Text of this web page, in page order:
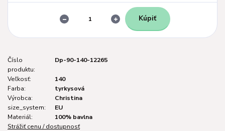
Kúpiť
Číslo
produktu:
Dp-90-140-12265
Veľkosť:
140
Farba:
tyrkysová
Výrobca:
Christina
size_system:
EU
Materiál:
100% bavlna
Strážiť cenu / dostupnosť